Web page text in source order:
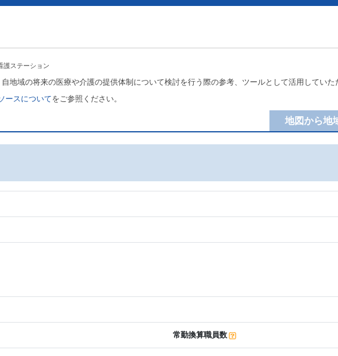
護ステーション
地域の将来の医療や介護の提供体制について検討を行う際の参考、ツールとして活用してい
ースについてをご参照ください。
地図から地
常勤換算職員数